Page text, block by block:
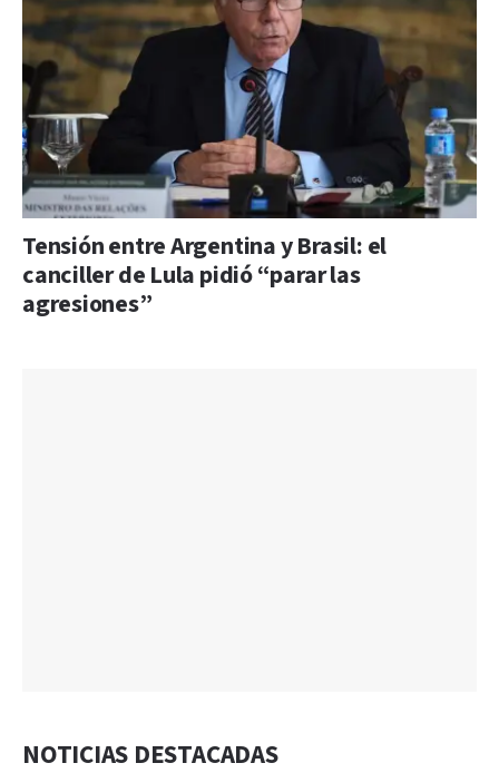
Tensión entre Argentina y Brasil: el
canciller de Lula pidió “parar las
agresiones”
NOTICIAS DESTACADAS